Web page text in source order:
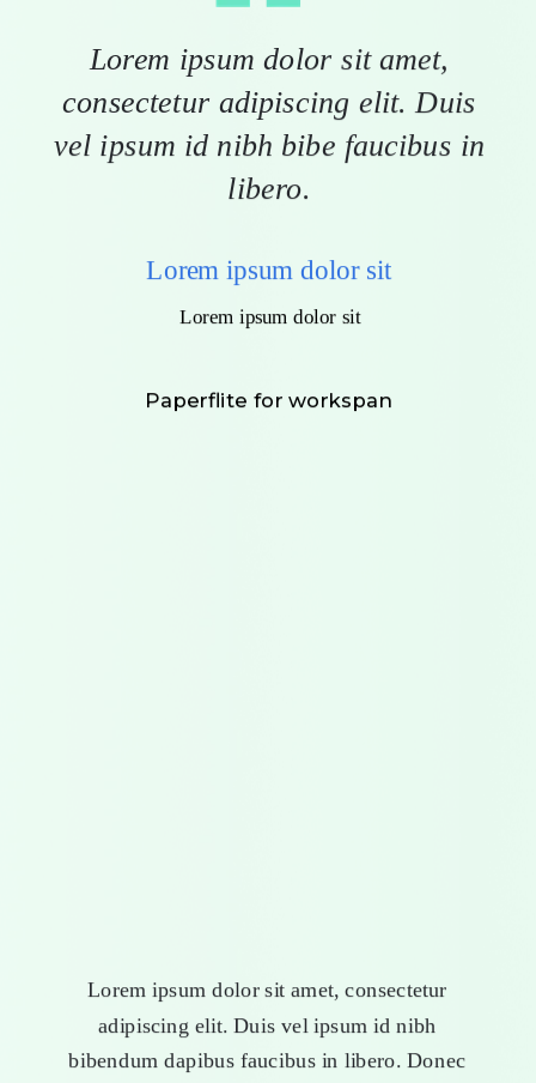
Paperflite for workspan
Lorem ipsum dolor sit amet,
consectetur adipiscing elit. Duis
vel ipsum id nibh bibe faucibus in
libero.
Lorem ipsum dolor sit
Lorem ipsum dolor sit
Lorem ipsum dolor sit amet, consectetur
adipiscing elit. Duis vel ipsum id nibh
bibendum dapibus faucibus in libero. Donec